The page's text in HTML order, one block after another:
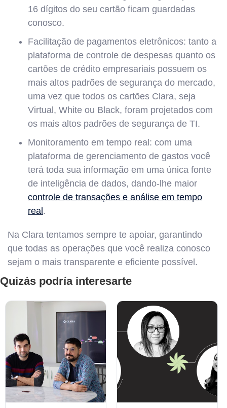
16 dígitos do seu cartão ficam guardadas
conosco.
Facilitação de pagamentos eletrônicos: tanto a
plataforma de controle de despesas quanto os
cartões de crédito empresariais possuem os
mais altos padrões de segurança do mercado,
uma vez que todos os cartões Clara, seja
Virtual, White ou Black, foram projetados com
os mais altos padrões de segurança de TI.
Monitoramento em tempo real: com uma
plataforma de gerenciamento de gastos você
terá toda sua informação em uma única fonte
de inteligência de dados, dando-lhe maior
controle de transações e análise em tempo
real.
Na Clara tentamos sempre te apoiar, garantindo
que todas as operações que você realiza conosco
sejam o mais transparente e eficiente possível.
Quizás podría interesarte